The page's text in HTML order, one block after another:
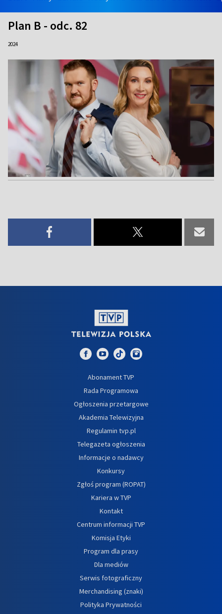
Plan B - odc. 82
2024
Abonament TVP
Rada Programowa
Ogłoszenia przetargowe
Akademia Telewizyjna
Regulamin tvp.pl
Telegazeta ogłoszenia
Informacje o nadawcy
Konkursy
Zgłoś program (ROPAT)
Kariera w TVP
Kontakt
Centrum informacji TVP
Komisja Etyki
Program dla prasy
Dla mediów
Serwis fotograficzny
Merchandising (znaki)
Polityka Prywatności